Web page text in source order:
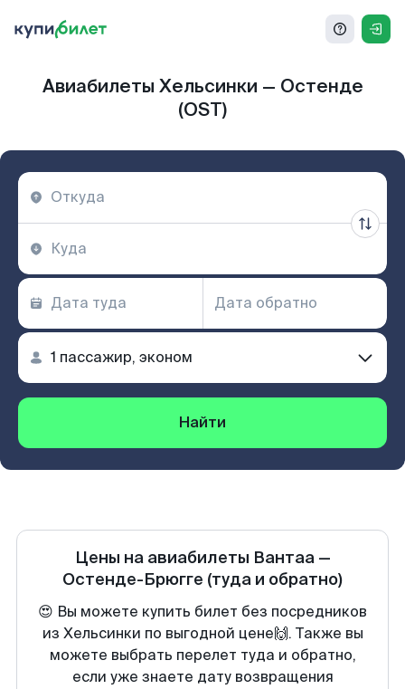
Авиабилеты Хельсинки — Остенде
(OST)
Найти
Цены на авиабилеты Вантаа—
Остенде-Брюгге (туда и обратно)
😍 Вы можете купить билет без посредников
из Хельсинки по выгодной цене🙌. Также вы
можете выбрать перелет туда и обратно,
если уже знаете дату возвращения